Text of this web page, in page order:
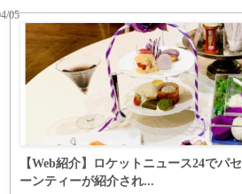
【Web紹介】ロケットニュース24でパ
ーンティーが紹介され...
05